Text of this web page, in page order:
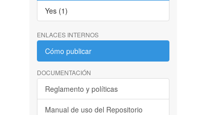
Yes (1)
ENLACES INTERNOS
Cómo publicar
DOCUMENTACIÓN
Reglamento y políticas
Manual de uso del Repositorio